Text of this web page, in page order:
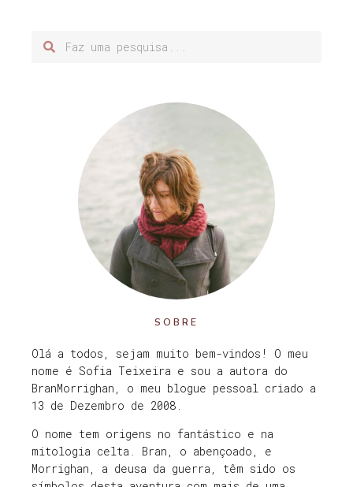
SOBRE
Olá a todos, sejam muito bem-vindos! O meu
nome é Sofia Teixeira e sou a autora do
BranMorrighan, o meu blogue pessoal criado a
13 de Dezembro de 2008.
O nome tem origens no fantástico e na
mitologia celta. Bran, o abençoado, e
Morrighan, a deusa da guerra, têm sido os